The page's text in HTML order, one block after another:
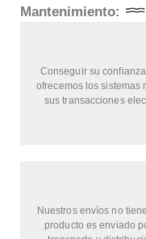
Mantenimiento:
Conseguir su
ofrecemos los sistemas
sus transacciones
Nuestros envíos no
producto es enviado